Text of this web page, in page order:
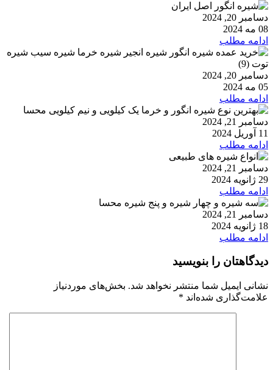
دسامبر 20, 2024
08 مه 2024
ادامه مطلب
دسامبر 20, 2024
05 مه 2024
ادامه مطلب
دسامبر 21, 2024
11 آوریل 2024
ادامه مطلب
دسامبر 21, 2024
29 ژانویه 2024
ادامه مطلب
دسامبر 21, 2024
18 ژانویه 2024
ادامه مطلب
دیدگاهتان را بنویسید
نشانی ایمیل شما منتشر نخواهد شد. بخش‌های موردنیاز
علامت‌گذاری شده‌اند *